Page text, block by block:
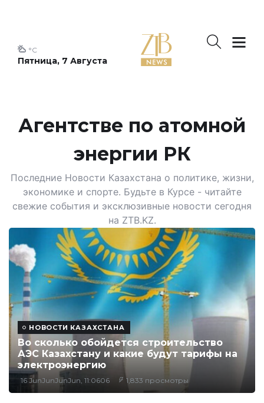
Пятница, 7 Августа
°C
Агентстве по атомной
энергии РК
Последние Новости Казахстана о политике, жизни,
экономике и спорте. Будьте в Курсе - читайте
свежие события и эксклюзивные новости сегодня
на ZTB.KZ.
НОВОСТИ КАЗАХСТАНА
Во сколько обойдется строительство
АЭС Казахстану и какие будут тарифы на
электроэнергию
16 JunJunJunJun, 11:0606 1,833 просмотры